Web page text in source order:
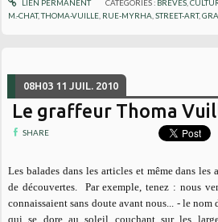
LIEN PERMANENT CATÉGORIES : BRÈVES,
M.-CHAT,THOMA-VUILLE RUE-MYRHA ,STREET-ART,
08H03 11 JUIL. 2010
Le graffeur Thoma
SHARE
Les balades dans les articles et même dans
de découvertes. Par exemple, tenez : nous
connaissaient sans doute avant nous... - le
qui se dore au soleil couchant sur les